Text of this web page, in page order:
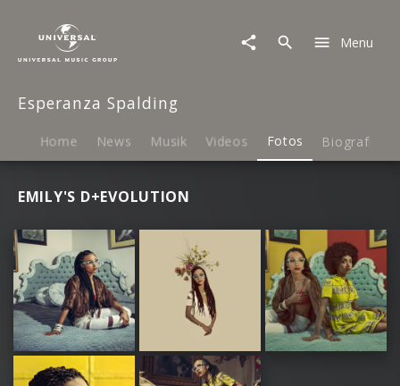
Fotos
Menu
Esperanza Spalding
Home News Musik Videos Fotos Biografie
EMILY'S D+EVOLUTION